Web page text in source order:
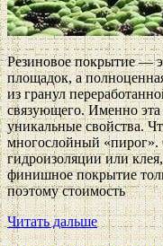
Резиновое покрытие —
площадок, а
из гранул
связующего. Именно эта
уникальные свойства.
многослойный «пирог».
гидроизоляции или
финишное покрытие
поэтому стоимость
Читать дальше